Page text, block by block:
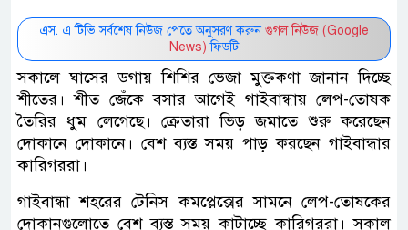
এস. এ টিভি সর্বশেষ নিউজ পেতে অনুসরণ করুন গুগল নিউজ (Google
News) ফিডটি
সকালে ঘাসের ডগায় শিশির ভেজা মুক্তকণা জানান দিচ্ছে
শীতের। শীত জেঁকে বসার আগেই গাইবান্ধায় লেপ-তোষক
তৈরির ধুম লেগেছে। ক্রেতারা ভিড় জমাতে শুরু করেছেন
দোকানে দোকানে। বেশ ব্যস্ত সময় পাড় করছেন গাইবান্ধার
কারিগররা।
গাইবান্ধা শহরের টেনিস কমপ্লেক্সের সামনে লেপ-তোষকের
দোকানগুলোতে বেশ ব্যস্ত সময় কাটাচ্ছে কারিগররা। সকাল